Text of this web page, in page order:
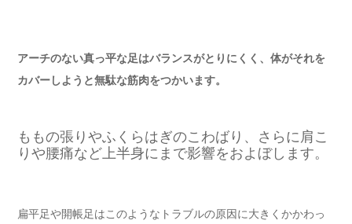
アーチのない真っ平な足はバランスがとりにくく、体がそれを
カバーしようと無駄な筋肉をつかいます。
ももの張りやふくらはぎのこわばり、さらに肩こ
りや腰痛など上半身にまで影響をおよぼします。
扁平足や開帳足はこのようなトラブルの原因に大きくかかわっ